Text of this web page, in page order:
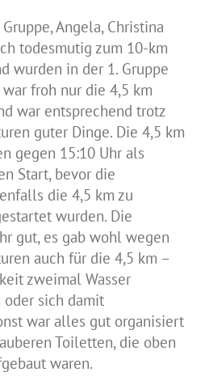
Angela, Christina
todesmutig zum 10-km
wurden in der 1. Gruppe
froh nur die 4,5 km
war entsprechend trotz
guter Dinge. Die 4,5 km
gegen 15:10 Uhr als
Start, bevor die
die 4,5 km zu
wurden. Die
gut, es gab wohl wegen
auch für die 4,5 km –
zweimal Wasser
sich damit
war alles gut organisiert
Toiletten, die oben
waren.